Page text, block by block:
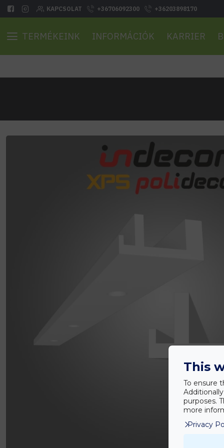
KAPCSOLAT +36706092300 +36203898170
TERMÉKEINK INFORMÁCIÓK KARRIER
This
To ensure
purposes.
more
Privacy